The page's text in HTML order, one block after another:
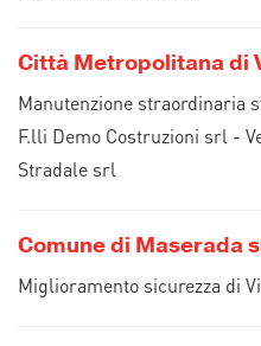
Città Metropolitana di
Manutenzione straordinaria
F.lli Demo Costruzioni srl -
Stradale srl
Comune di Maserada
Miglioramento sicurezza di